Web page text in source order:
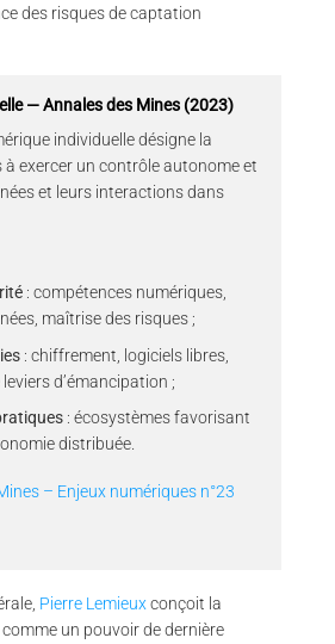
des risques de captation
— Annales des Mines (2023)
individuelle désigne la
exercer un contrôle autonome et
et leurs interactions dans
: compétences numériques,
maîtrise des risques ;
: chiffrement, logiciels libres,
d’émancipation ;
: écosystèmes favorisant
distribuée.
– Enjeux numériques n°23
Pierre Lemieuxconçoit la
un pouvoir de dernière